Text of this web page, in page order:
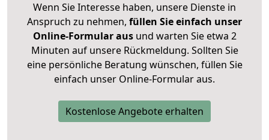
Wenn Sie Interesse haben, unsere Dienste in
Anspruch zu nehmen, füllen Sie einfach unser
Online-Formular ausund warten Sie etwa 2
Minuten auf unsere Rückmeldung. Sollten Sie
eine persönliche Beratung wünschen, füllen Sie
einfach unser Online-Formular aus.
Kostenlose Angebote erhalten